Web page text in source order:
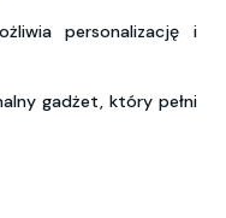
personalizację i
gadżet, który pełni